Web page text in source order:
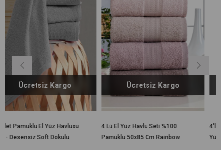
4 Lü El Yüz Havlu Seti %100
Pamuklu 50x85 Cm Rainbow
Ücretsiz Kargo
4'lü Hand Of Love Kalp
Yüz Havlu Seti %100
Ücretsiz